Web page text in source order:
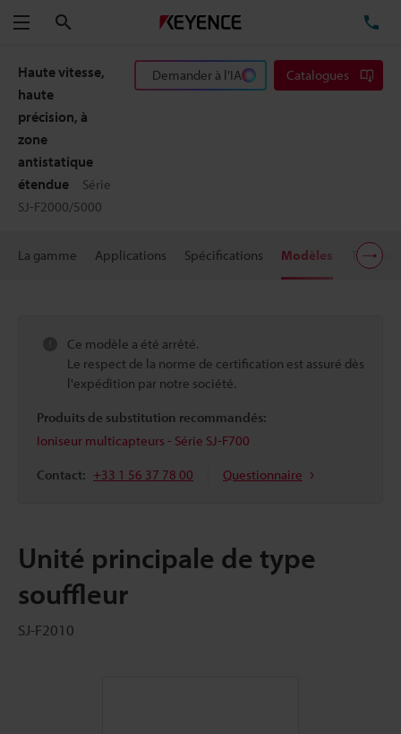
Menu
Haute vitesse,
haute
précision, à
zone
antistatique
étendue
Série
SJ-F2000/5000
Demander à l'IA Catalogues
La gamme Applications Spécifications Modèles
Ce modèle a été arrêté.
Le respect de la norme de certification est assuré dès
l'expédition par notre société.
Produits de substitution recommandés:
Ioniseur multicapteurs - Série SJ-F700
Contact: +33 1 56 37 78 00 Questionnaire
Unité principale de type
souffleur
SJ-F2010